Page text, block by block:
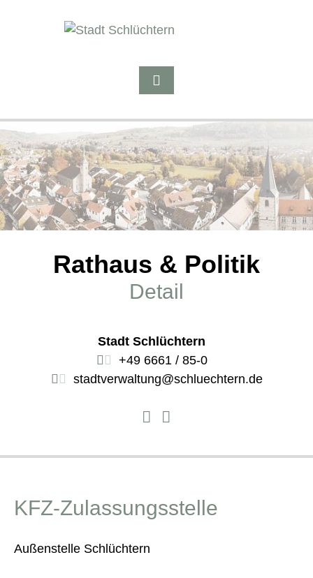
Rathaus & Politik
Detail
Stadt Schlüchtern
+49 6661 / 85-0
stadtverwaltung@schluechtern.de
KFZ-Zulassungsstelle
Außenstelle Schlüchtern